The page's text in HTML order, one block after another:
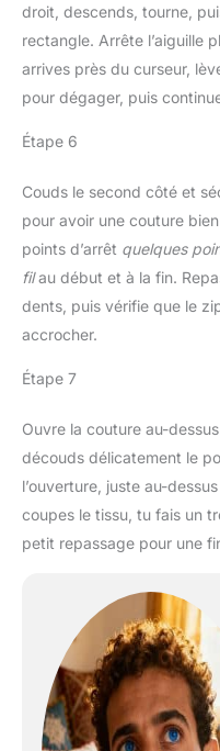
droit, descends, tourne,
rectangle. Arrête l’aiguille
arrives près du curseur,
pour dégager, puis
Étape 6
Couds le second côté et
pour avoir une couture
points d’arrêt quelques
filau début et à la fin.
dents, puis vérifie que le
accrocher.
Étape 7
Ouvre la couture au-
découds délicatement le
l’ouverture, juste au-
coupes le tissu, tu fais un
petit repassage pour une